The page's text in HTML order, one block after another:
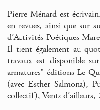
Pierre Ménard est
en revues, ainsi que sur
d’Activités Poétiques
Il tient également au
travaux est disponible
armatures" éditions Le
(avec Esther Salmona),
collectif), Vents